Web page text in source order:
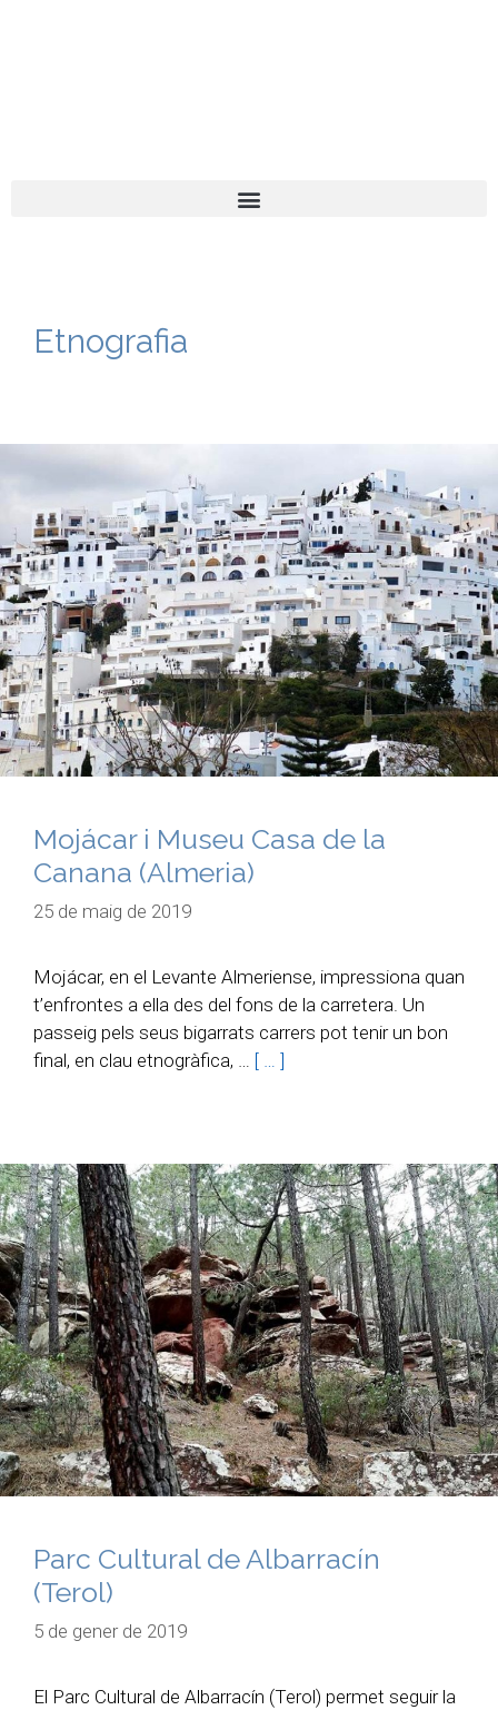
Etnografia
Mojácar i Museu Casa de la
Canana (Almeria)
25 de maig de 2019
Mojácar, en el Levante Almeriense, impressiona quan
t’enfrontes a ella des del fons de la carretera. Un
passeig pels seus bigarrats carrers pot tenir un bon
final, en clau etnogràfica, … [ … ]
Parc Cultural de Albarracín
(Terol)
5 de gener de 2019
El Parc Cultural de Albarracín (Terol) permet seguir la